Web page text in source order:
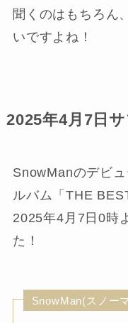
聞くのはもちろん
いですよね！
2025年4月7日
SnowManのデビ
ルバム「THE
2025年4月7日0時
た！
SnowMan(スノー